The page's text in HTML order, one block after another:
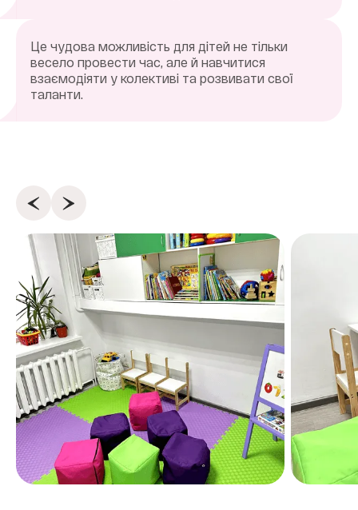
Це чудова можливість для дітей не тільки
весело провести час, але й навчитися
взаємодіяти у колективі та розвивати свої
таланти.